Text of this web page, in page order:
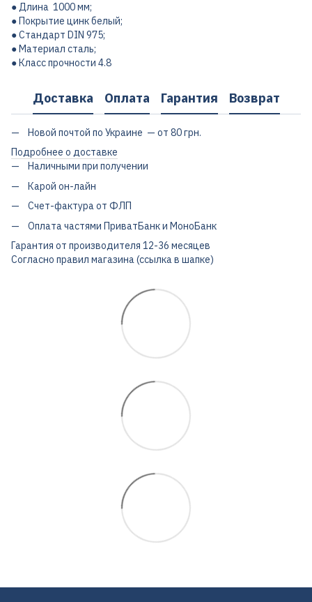
● Длина 1000 мм;
● Покрытие цинк белый;
● Стандарт DIN 975;
● Материал сталь;
● Класс прочности 4.8
Доставка Оплата Гарантия Возврат
Новой почтой по Украине — от 80 грн.
Подробнее о доставке
Наличными при получении
Карой он-лайн
Счет-фактура от ФЛП
Оплата частями ПриватБанк и МоноБанк
Гарантия от производителя 12-36 месяцев
Согласно правил магазина (ссылка в шапке)